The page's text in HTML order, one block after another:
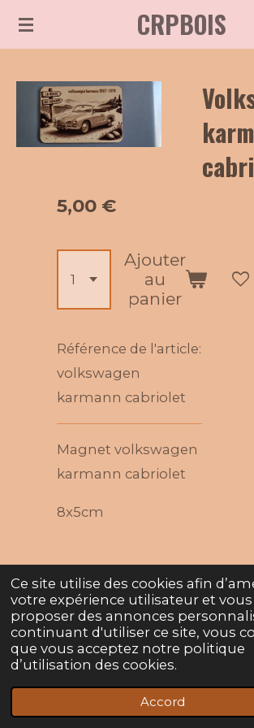
Ce site utilise des cookies afin
votre expérience utilisateur et vous
proposer des annonces
continuant d'utiliser ce site, vous
que vous acceptez notre politique
d’utilisation des cookies.
Accord
Passer
principal
CRPBOIS
5,00 €
Ajouter
au
panier
Référence de l'article:
volkswagen
karmann cabriolet
Magnet volkswagen
karmann cabriolet
8x5cm
© 2022 - 2026 Crpbois
Propulsé parWebador